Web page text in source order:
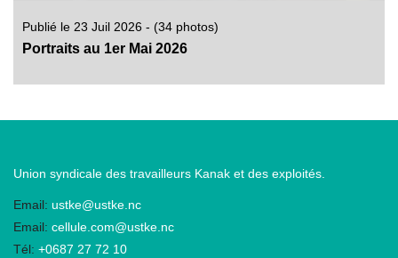
Publié le 23 Juil 2026 - (34 photos)
Portraits au 1er Mai 2026
Union syndicale des travailleurs Kanak et des exploités.
Email: ustke@ustke.nc
Email: cellule.com@ustke.nc
Tél: +0687 27 72 10